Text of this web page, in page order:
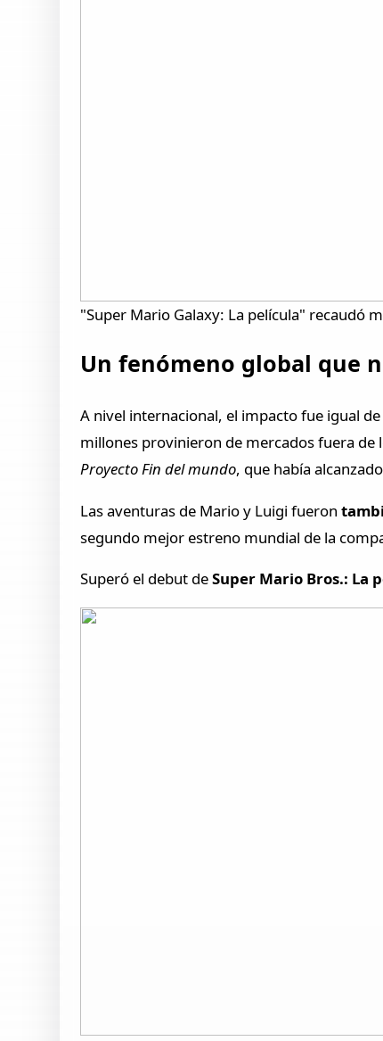
"Super Mario Galaxy: La película" recaudó
Un fenómeno global que
A nivel internacional, el impacto fue igual
millones provinieron de mercados fuera de
Proyecto Fin del mundo, que había
Las aventuras de Mario y Luigi fueron
segundo mejor estreno mundial de la
Superó el debut deSuper Mario Bros.: La